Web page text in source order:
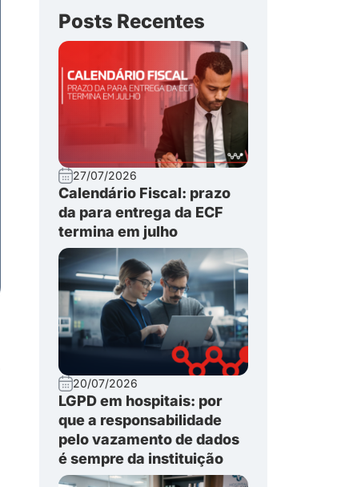
Posts Recentes
27/07/2026
Calendário Fiscal: prazo
da para entrega da ECF
termina em julho
20/07/2026
LGPD em hospitais: por
que a responsabilidade
pelo vazamento de dados
é sempre da instituição